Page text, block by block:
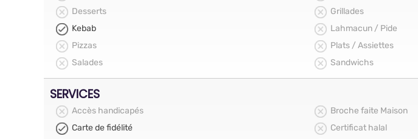
Desserts
Grillades
Kebab
Lahmacun / Pide
Pizzas
Plats / Assiettes
Salades
Sandwichs
SERVICES
Accès handicapés
Broche faite Maison
Carte de fidélité
Certificat halal